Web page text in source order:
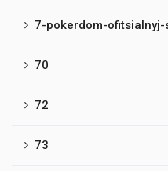
7-pokerdom-
70
72
73